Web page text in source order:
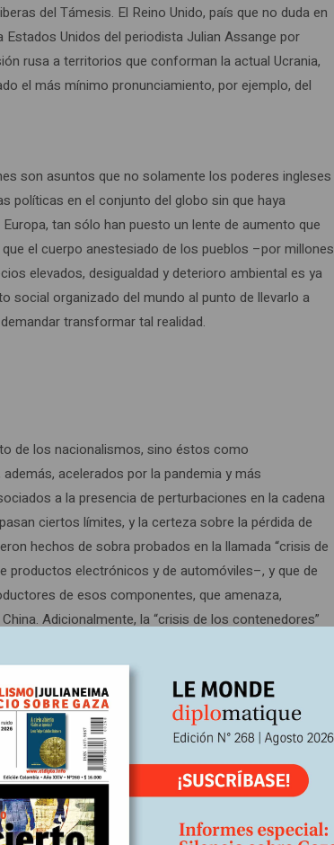
del Támesis. El Reino Unido, país que no duda en
Unidos del periodista Julian Assange por
rusa a territorios que conforman la actual Ucrania,
el más mínimo pronunciamiento, por ejemplo, del
son asuntos que no solamente los poderes ingleses
políticas en el conjunto del globo sin que haya
tan sólo han puesto un lente de aumento que
el cuerpo anestesiado de los pueblos –por millones
elevados, desigualdad y deterioro ambiental es ya
social organizado del mundo al punto de llevarlo a
transformar tal realidad.
de los nacionalismos, sino éstos como
acelerados por la pandemia y más
a la presencia de perturbaciones en la cadena
ciertos límites, y la certeza sobre la pérdida de
hechos de sobra probados en la llamada “crisis de
productos electrónicos y de automóviles–, y que de
de esos componentes, que amenaza,
Adicionalmente, la “crisis de los contenedores”
inicialmente con una caída descomunal de la
represión del consumo sufrida durante la fase
capacidad de los barcos mercantes.
de los costos de producción reducidos por las
y a la dependencia de las importaciones de
de los salarios y las inseguridades en el
la promulgación del libre comercio y las